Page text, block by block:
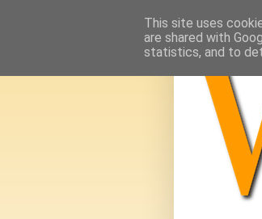
This site uses
are shared with
statistics, and to